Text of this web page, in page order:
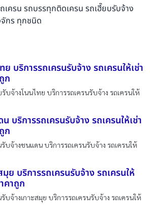
เครน รถบรรทุกติดเครน รถเฮี๊ยบรับจ้าง
กร ทุกชนิด
ย บริการรถเครนรับจ้าง รถเครนให้เช่า
ก
บจ้างโนนไทย บริการรถเครนรับจ้าง รถเครนให้
บริการรถเครนรับจ้าง รถเครนให้เช่า
ก
บจ้างชนแดน บริการรถเครนรับจ้าง รถเครนให้
มุย บริการรถเครนรับจ้าง รถเครนให้
คาถูก
บจ้างเกาะสมุย บริการรถเครนรับจ้าง รถเครนให้